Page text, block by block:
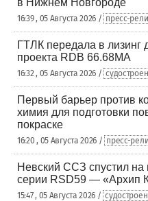
в Нижнем Новгороде
16:39 , 05 Августа 2026 / пресс-
ГТЛК передала в лизинг
проекта RDB 66.68МА
16:32 , 05 Августа 2026 /
Первый барьер против
химия для подготовки
покраске
16:20 , 05 Августа 2026 / пресс-
Невский ССЗ спустил на
серии RSD59 — «Архип
15:47 , 05 Августа 2026 /